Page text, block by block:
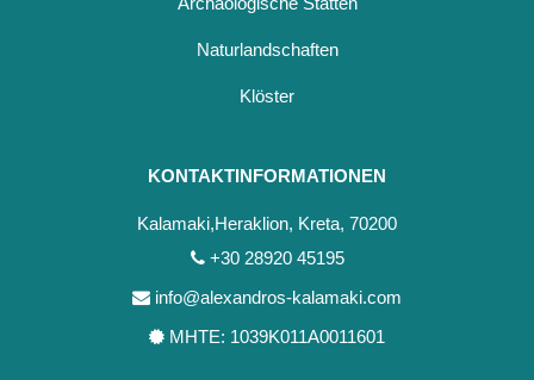
Naturlandschaften
Klöster
KONTAKTINFORMATIONEN
Kalamaki,Heraklion, Kreta, 70200
+30 28920 45195
info@alexandros-kalamaki.com
ΜΗΤΕ: 1039Κ011Α0011601